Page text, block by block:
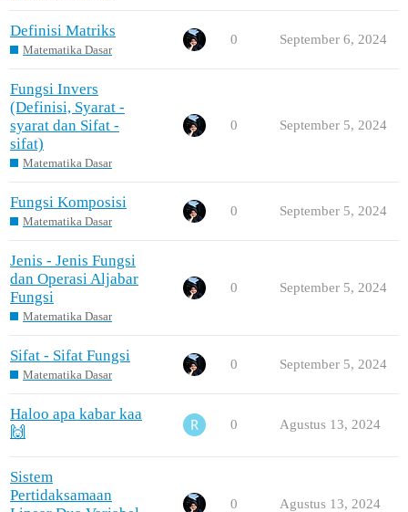
Definisi Matriks
Matematika Dasar
0 September 6, 2024
Fungsi Invers
(Definisi, Syarat -
syarat dan Sifat -
sifat)
Matematika Dasar
0 September 5, 2024
Fungsi Komposisi
Matematika Dasar
0 September 5, 2024
Jenis - Jenis Fungsi
dan Operasi Aljabar
Fungsi
Matematika Dasar
0 September 5, 2024
Sifat - Sifat Fungsi
Matematika Dasar
0 September 5, 2024
Haloo apa kabar kaa
🙌
0 Agustus 13, 2024
Sistem
Pertidaksamaan
0 Agustus 13, 2024